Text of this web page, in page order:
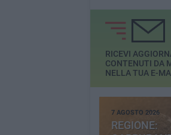
RICEVI
CONTENUTI DA
NELLA TUA E-
7 AGOSTO 2026
REGIONE: